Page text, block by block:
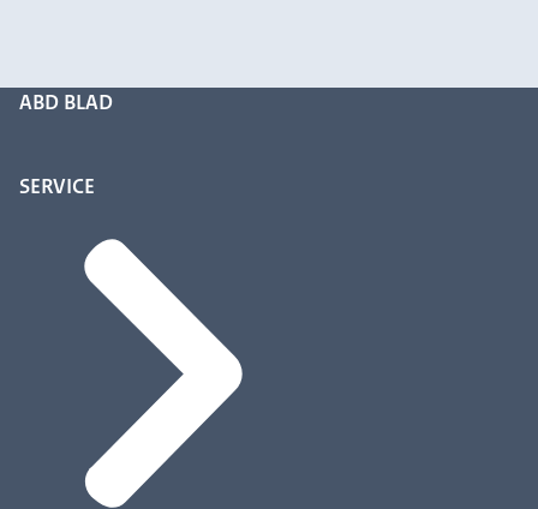
ABD BLAD
SERVICE